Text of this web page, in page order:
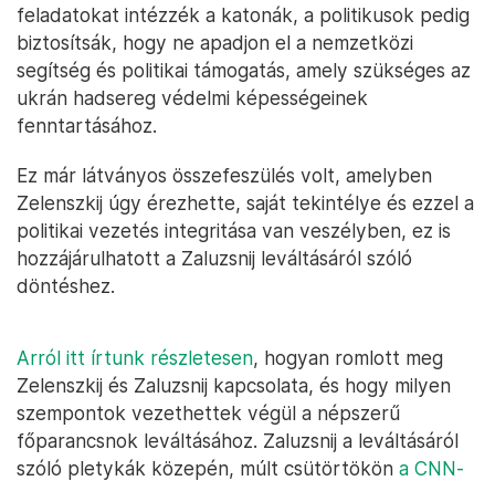
feladatokat intézzék a katonák, a politikusok pedig
biztosítsák, hogy ne apadjon el a nemzetközi
segítség és politikai támogatás, amely szükséges az
ukrán hadsereg védelmi képességeinek
fenntartásához.
Ez már látványos összefeszülés volt, amelyben
Zelenszkij úgy érezhette, saját tekintélye és ezzel a
politikai vezetés integritása van veszélyben, ez is
hozzájárulhatott a Zaluzsnij leváltásáról szóló
döntéshez.
Arról itt írtunk részletesen, hogyan romlott meg
Zelenszkij és Zaluzsnij kapcsolata, és hogy milyen
szempontok vezethettek végül a népszerű
főparancsnok leváltásához. Zaluzsnij a leváltásáról
szóló pletykák közepén, múlt csütörtökön a CNN-